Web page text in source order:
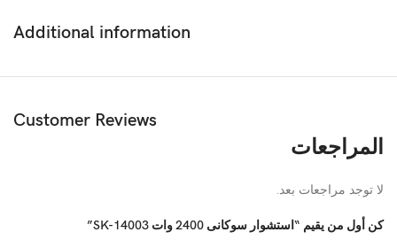
القدرة 2400 وات
Additional information
Customer Reviews
المراجعات
لا توجد مراجعات بعد.
كن أول من يقيم “استشوار سوكانى 2400 وات SK-14003”